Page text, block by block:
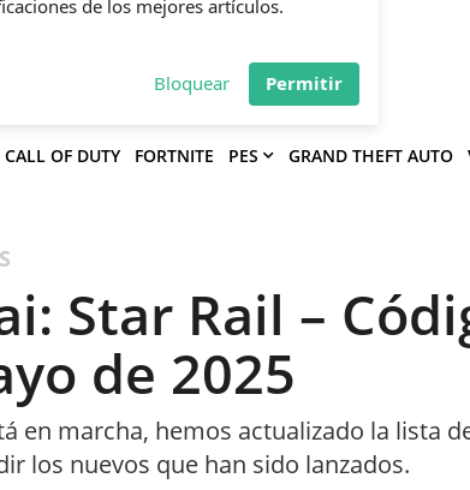
de los mejores artículos.
CALL OF DUTY FORTNITE PES GRAND THEFT AUTO
Star Rail –
de 2025
en marcha, hemos actualizado la lista
los nuevos que han sido lanzados.